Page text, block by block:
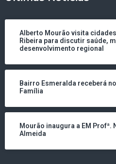
Alberto Mourão visita
Ribeira para discutir saúde,
desenvolvimento regional
Bairro Esmeralda receberá
Família
Mourão inaugura a EM Profª.
Almeida